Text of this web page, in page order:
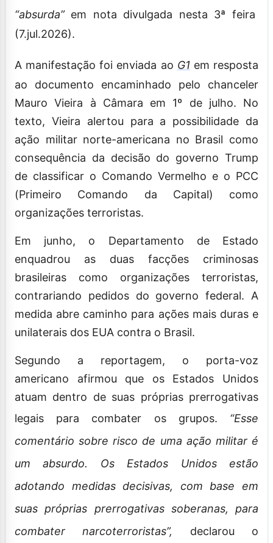
“absurda”em nota divulgada nesta 3ª feira
(7.jul.2026).
A manifestação foi enviada ao G1em resposta
ao documento encaminhado pelo chanceler
Mauro Vieira à Câmara em 1º de julho. No
texto, Vieira alertou para a possibilidade da
ação militarnorte-americana no Brasil como
consequência da decisão do governo Trump
de classificar o Comando Vermelho e o PCC
(Primeiro Comando da Capital) como
organizações terroristas.
Em junho, o Departamento de Estado
enquadrou as duas facções criminosas
brasileiras como organizações terroristas,
contrariando pedidos do governo federal. A
medida abre caminho para ações mais duras e
unilaterais dos EUA contra o Brasil.
Segundo a reportagem, o porta-voz
americano afirmou que os Estados Unidos
atuam dentro de suas próprias prerrogativas
legais para combater os grupos. “Esse
comentário sobre risco de uma ação militar é
um absurdo. Os Estados Unidos estão
adotando medidas decisivas, com base em
suas próprias prerrogativas soberanas, para
combater narcoterroristas”,
declarou o